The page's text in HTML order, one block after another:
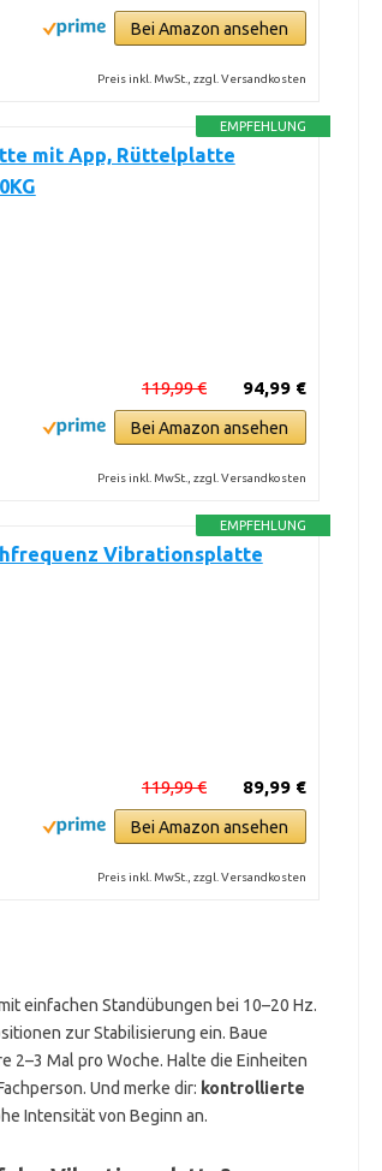
Bei Amazon ansehen
Preis inkl. MwSt., zzgl. Versandkosten
EMPFEHLUNG
mit App, Rüttelplatte
94,99 €
119,99 €
Bei Amazon ansehen
Preis inkl. MwSt., zzgl. Versandkosten
EMPFEHLUNG
Vibrationsplatte
89,99 €
119,99 €
Bei Amazon ansehen
Preis inkl. MwSt., zzgl. Versandkosten
einfachen Standübungen bei 10–20 Hz.
zur Stabilisierung ein. Baue
2–3 Mal pro Woche. Halte die Einheiten
Und merke dir: kontrollierte
Intensität von Beginn an.